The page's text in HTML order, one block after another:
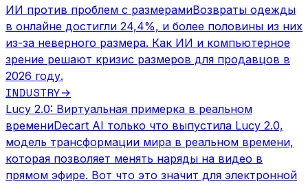
ИИ против проблем с размерамиВозвраты одежды
в онлайне достигли 24,4%, и более половины из них
из-за неверного размера. Как ИИ и компьютерное
зрение решают кризис размеров для продавцов в
2026 году.
INDUSTRY→
Lucy 2.0: Виртуальная примерка в реальном
времениDecart AI только что выпустила Lucy 2.0,
модель трансформации мира в реальном времени,
которая позволяет менять наряды на видео в
прямом эфире. Вот что это значит для электронной